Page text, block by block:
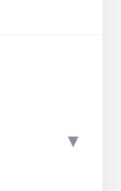
▾